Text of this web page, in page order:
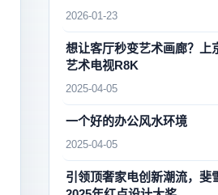
2026-01-23
想让客厅秒变艺术画廊？上
艺术电视R8K
2025-04-05
一个好的办公风水环境
2025-04-05
引领顶奢家电创新潮流，斐